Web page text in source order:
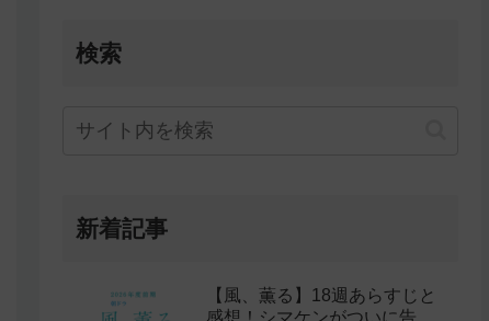
検索
新着記事
【風、薫る】18週あらすじと
感想！シマケンがついに告